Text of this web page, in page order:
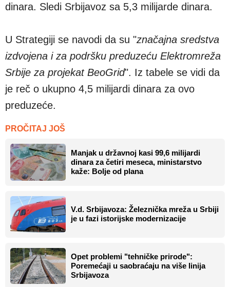
dinara. Sledi Srbijavoz sa 5,3 milijarde dinara.
U Strategiji se navodi da su "značajna sredstva
izdvojena i za podršku preduzeću Elektromreža
Srbije za projekat BeoGrid". Iz tabele se vidi da
je reč o ukupno 4,5 milijardi dinara za ovo
preduzeće.
PROČITAJ JOŠ
Manjak u državnoj kasi 99,6 milijardi
dinara za četiri meseca, ministarstvo
kaže: Bolje od plana
V.d. Srbijavoza: Železnička mreža u Srbiji
je u fazi istorijske modernizacije
Opet problemi "tehničke prirode":
Poremećaji u saobraćaju na više linija
Srbijavoza